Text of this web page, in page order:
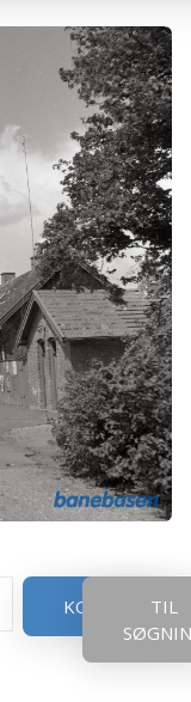
KOPIER
TIL